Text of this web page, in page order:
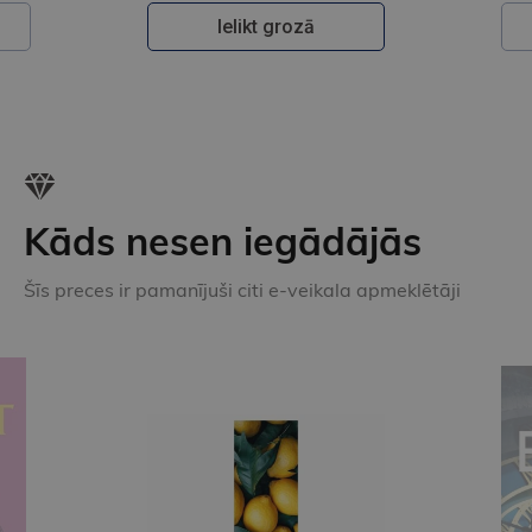
Ielikt grozā
Kāds nesen iegādājās
Šīs preces ir pamanījuši citi e-veikala apmeklētāji